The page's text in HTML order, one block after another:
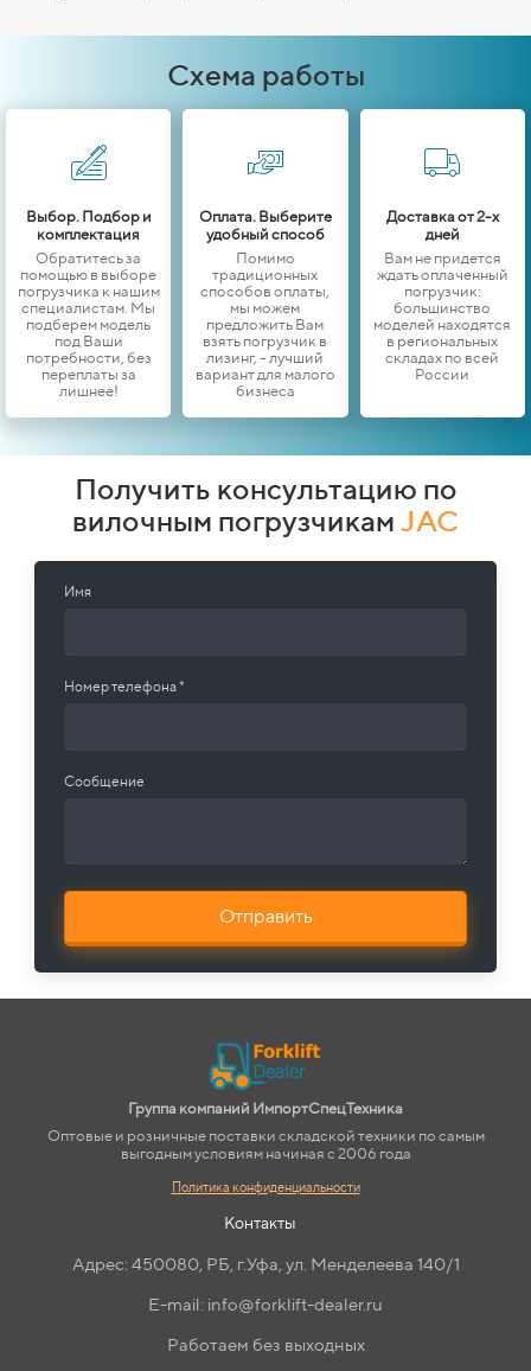
Схема работы
Выбор. Подбор и
комплектация
Обратитесь за
помощью в выборе
погрузчика к нашим
специалистам. Мы
подберем модель
под Ваши
потребности, без
переплаты за
лишнее!
Оплата. Выберите
удобный способ
Помимо
традиционных
способов оплаты,
мы можем
предложить Вам
взять погрузчик в
лизинг, - лучший
вариант для малого
бизнеса
Доставка от 2-х
дней
Вам не придется
ждать оплаченный
погрузчик:
большинство
моделей находятся
в региональных
складах по всей
России
Получить консультацию по
вилочным погрузчикам JAC
Имя
Номер телефона *
Сообщение
Отправить
Группа компаний ИмпортСпецТехника
Оптовые и розничные поставки складской техники по самым
выгодным условиям начиная с 2006 года
Политика конфиденциальности
Контакты
Адрес: 450080, РБ, г.Уфа, ул. Менделеева 140/1
E-mail: info@forklift-dealer.ru
Работаем без выходных